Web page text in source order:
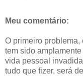
Meu comentário:
O primeiro problema,
tem sido
vida pessoal
tudo que fizer, será